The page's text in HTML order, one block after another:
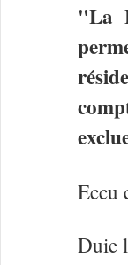
"La
Eccu
Duie